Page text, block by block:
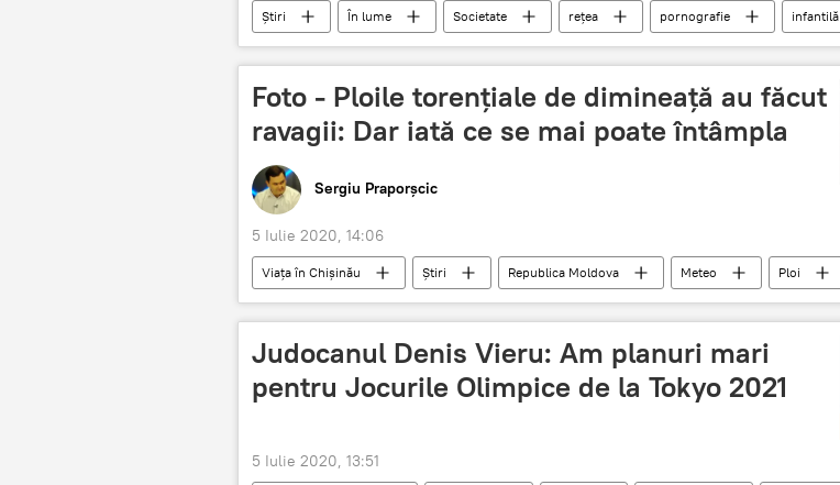
Știri În lume Societate rețea pornografie
infantilă
Imagini
terifiante terifianta imagini terifiante
Foto - Ploile torențiale de dimineață au făcut
ravagii: Dar iată ce se mai poate întâmpla
Sergiu Praporșcic
5 Iulie 2020, 14:06
Viața în Chișinău Știri Republica Moldova Meteo
Ploi
Ploi abundente
ploi torențiale Chisinau Chișinău inundații
Judocanul Denis Vieru: Am planuri mari
pentru Jocurile Olimpice de la Tokyo 2021
5 Iulie 2020, 13:51